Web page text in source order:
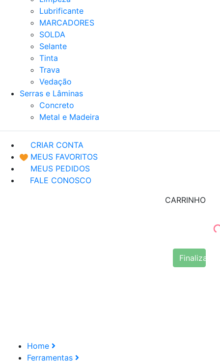
Lubrificante
MARCADORES
SOLDA
Selante
Tinta
Trava
Vedação
Serras e Lâminas
Concreto
Metal e Madeira
CRIAR CONTA
MEUS FAVORITOS
MEUS PEDIDOS
FALE CONOSCO
CARRINHO
Finalizar
Home
Ferramentas